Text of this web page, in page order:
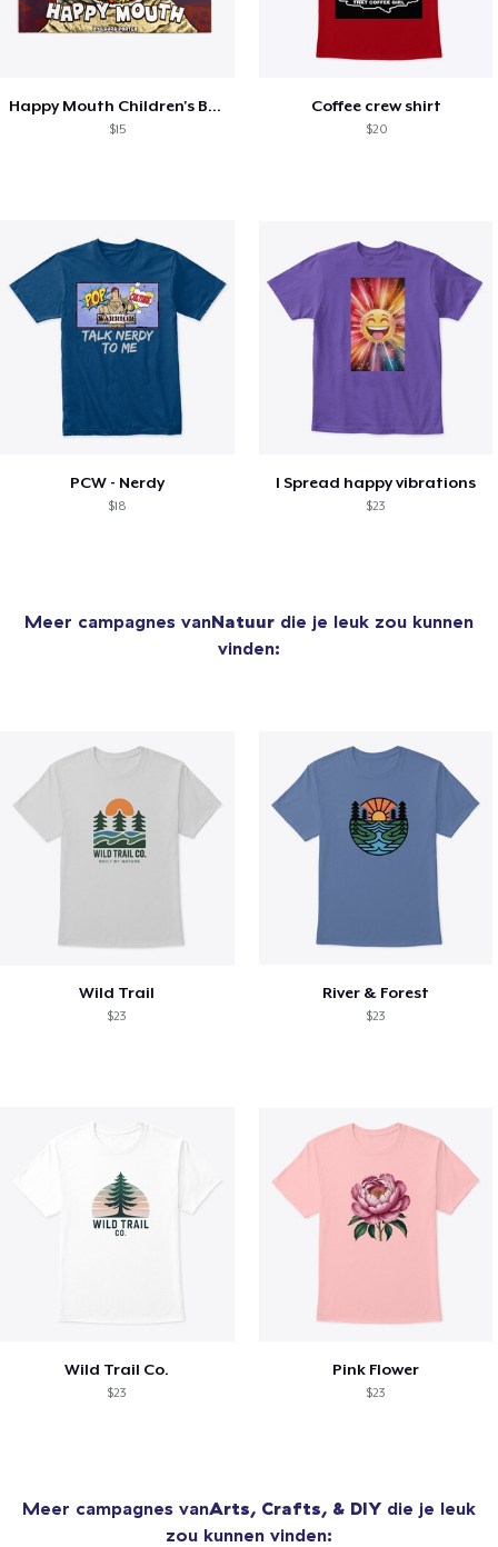
Happy Mouth Children's Book
$15
Coffee crew shirt
$20
PCW - Nerdy
$18
I Spread happy vibrations
$23
Meer campagnes vanNatuur die je leuk zou kunnen
vinden:
Wild Trail
$23
River & Forest
$23
Wild Trail Co.
$23
Pink Flower
$23
Meer campagnes vanArts, Crafts, & DIY die je leuk
zou kunnen vinden: